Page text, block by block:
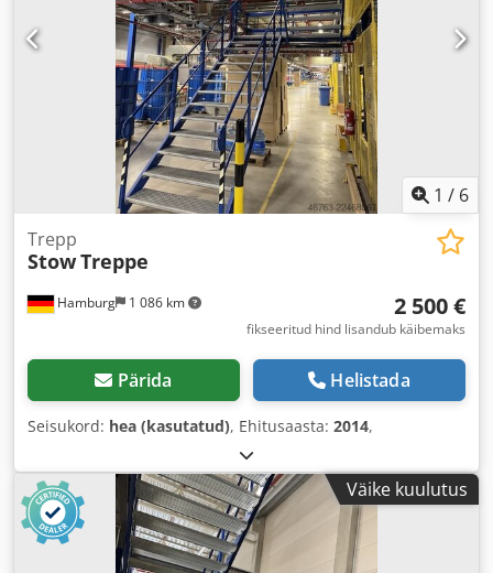
1 / 6
Hamburg 1 086 km
Trepp
StowTreppe
2 500 €
fikseeritud hind lisandub käibemaks
Pärida Helistada
Seisukord: hea (kasutatud), Ehitusaasta: 2014,
Väike kuulutus